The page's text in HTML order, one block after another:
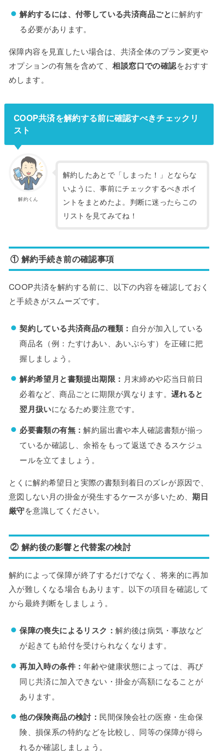
解約するには、付帯している共済商品ごとに解約す
る必要があります。
保障内容を見直したい場合は、共済全体のプラン変更や
オプションの有無を含めて、相談窓口での確認をおすす
めします。
COOP共済を解約する前に確認すべきチェックリ
スト
解約くん
解約したあとで「しまった！」とならな
いように、事前にチェックするべきポイ
ントをまとめたよ。判断に迷ったらこの
リストを見てみてね！
① 解約手続き前の確認事項
COOP共済を解約する前に、以下の内容を確認しておく
と手続きがスムーズです。
契約している共済商品の種類： 自分が加入している
商品名（例：たすけあい、あいぷらす）を正確に把
握しましょう。
解約希望月と書類提出期限： 月末締めや応当日前日
必着など、商品ごとに期限が異なります。 遅れると
翌月扱いになるため要注意です。
必要書類の有無：解約届出書や本人確認書類が揃っ
ているか確認し、余裕をもって返送できるスケジュ
ールを立てましょう。
とくに解約希望日と実際の書類到着日のズレが原因で、
意図しない月の掛金が発生するケースが多いため、期日
厳守を意識してください。
② 解約後の影響と代替案の検討
解約によって保障が終了するだけでなく、将来的に再加
入が難しくなる場合もあります。以下の項目を確認して
から最終判断をしましょう。
保障の喪失によるリスク：解約後は病気・事故など
が起きても給付を受けられなくなります。
再加入時の条件：年齢や健康状態によっては、再び
同じ共済に加入できない・掛金が高額になることが
あります。
他の保険商品の検討： 民間保険会社の医療・生命保
険、損保系の特約などを比較し、同等の保障が得ら
れるか確認しましょう。